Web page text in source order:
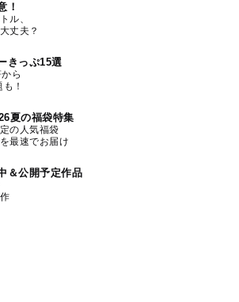
！
ル、
丈夫？
きっぷ15選
ら
！
夏の福袋特集
の人気福袋
最速でお届け
＆公開予定作品